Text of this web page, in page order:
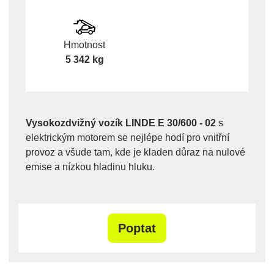
Hmotnost
5 342 kg
Vysokozdvižný vozík LINDE E 30/600 - 02 s
elektrickým motorem se nejlépe hodí pro vnitřní
provoz a všude tam, kde je kladen důraz na nulové
emise a nízkou hladinu hluku.
Poptat